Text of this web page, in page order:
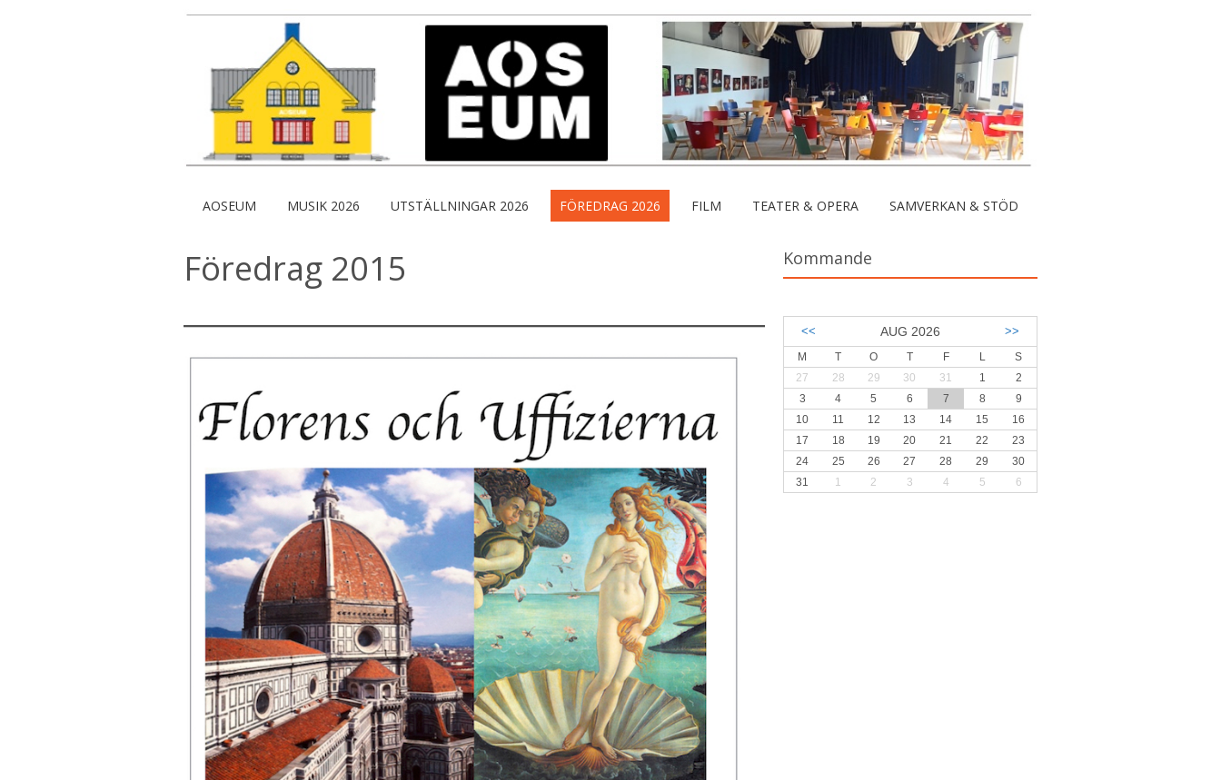
AOSEUM MUSIK 2026 UTSTÄLLNINGAR 2026 FÖREDRAG 2026 FILM TEATER & OPERA SAMVERKAN & STÖD
Föredrag 2015 Kommande
<< AUG 2026 >>
M T O T F L
S
27
28 29 30 31 1
2
3
4 5 6 7 8
9
10
11 12 13 14 15
16
17
18 19 20 21 22
23
24
25 26 27 28 29
30
31
1 2 3 4 5 6